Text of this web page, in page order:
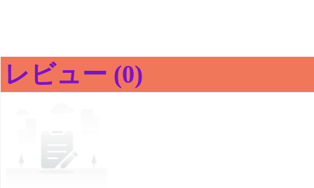
レビュー (0)